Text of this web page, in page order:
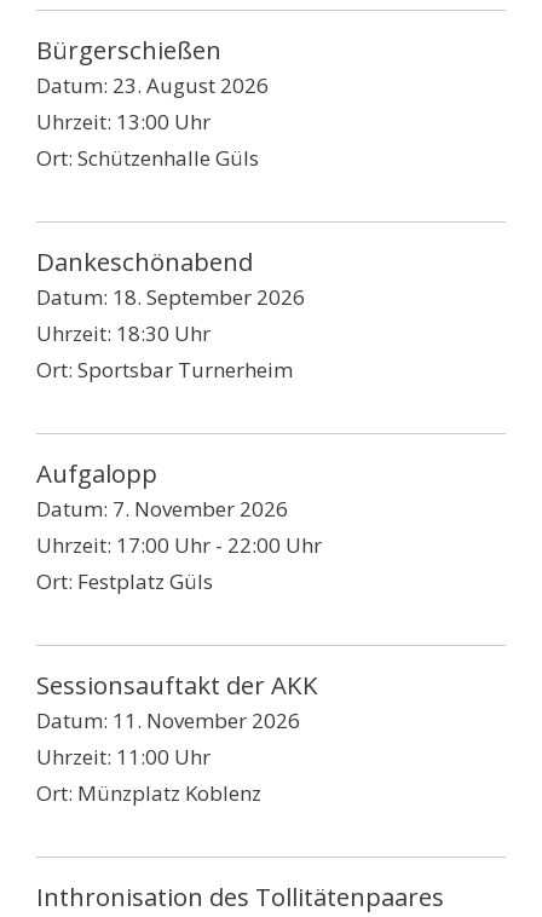
Bürgerschießen
Datum: 23. August 2026
Uhrzeit: 13:00 Uhr
Ort: Schützenhalle Güls
Dankeschönabend
Datum: 18. September 2026
Uhrzeit: 18:30 Uhr
Ort: Sportsbar Turnerheim
Aufgalopp
Datum: 7. November 2026
Uhrzeit: 17:00 Uhr - 22:00 Uhr
Ort: Festplatz Güls
Sessionsauftakt der AKK
Datum: 11. November 2026
Uhrzeit: 11:00 Uhr
Ort: Münzplatz Koblenz
Inthronisation des Tollitätenpaares